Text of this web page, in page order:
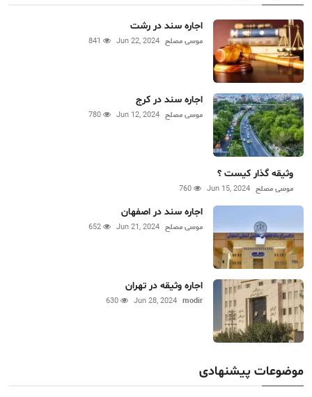
اجاره سند در رشت
موسی مصلح Jun 22, 2024
اجاره سند در کرج
موسی مصلح Jun 12, 2024
وثیقه گذار کیست ؟
موسی مصلح Jun 15, 2024
اجاره سند در اصفهان
موسی مصلح Jun 21, 2024
اجاره وثیقه در تهران
modir
Jun 28, 2024
موضوعات پیشنهادی